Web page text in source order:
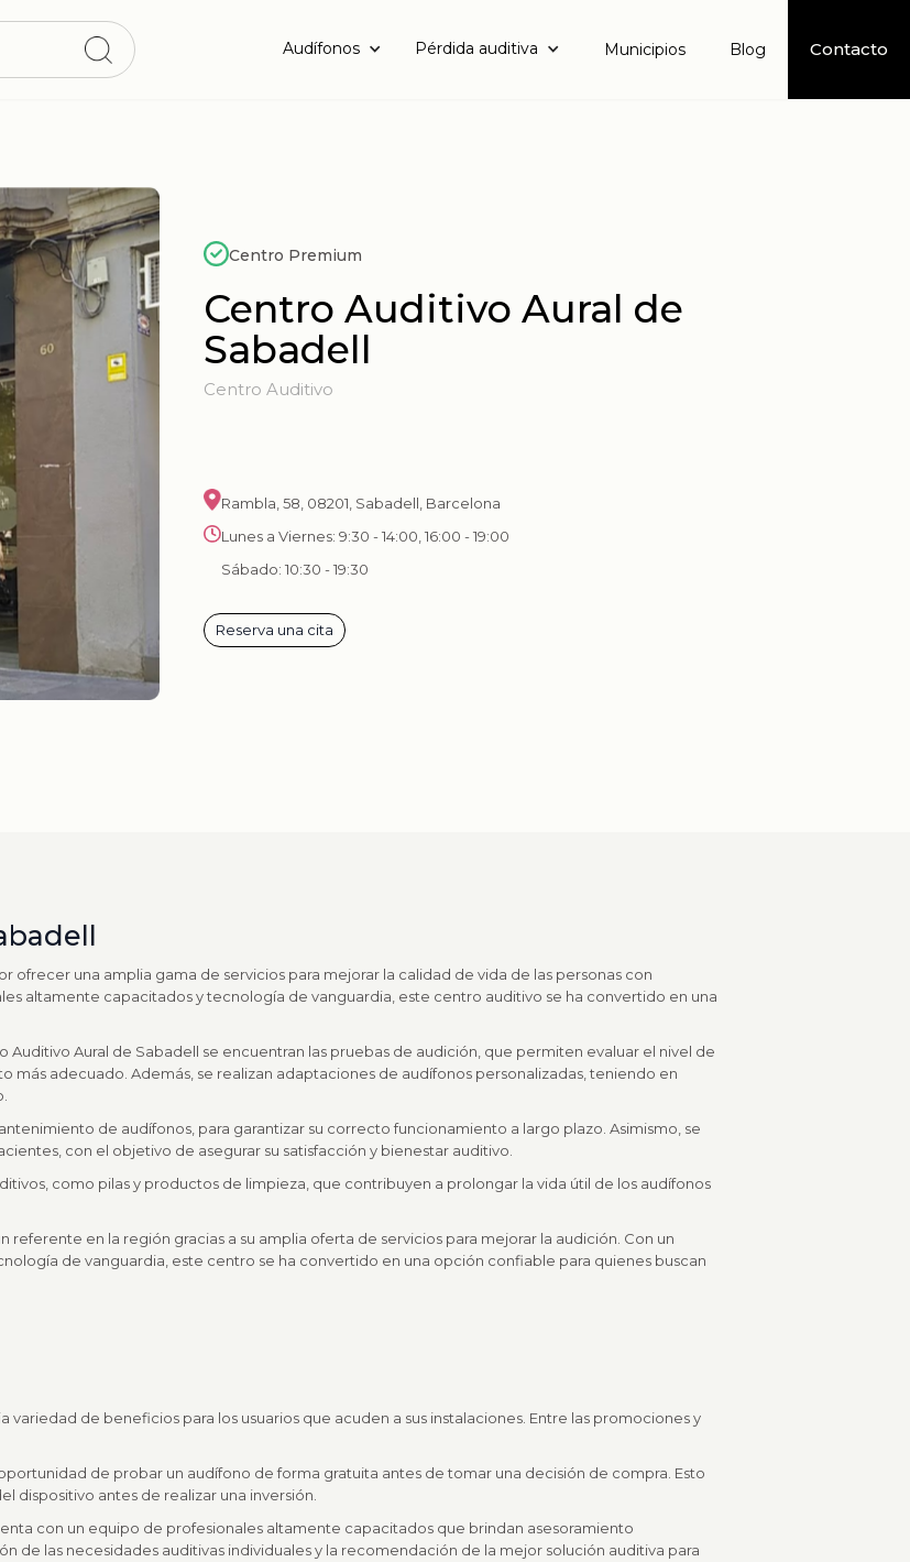
Audífonos Pérdida auditiva Municipios Blog Contacto
Centro Premium
Centro Auditivo Aural de
Sabadell
Centro Auditivo
Rambla, 58, 08201, Sabadell, Barcelona
Lunes a Viernes: 9:30 - 14:00, 16:00 - 19:00
Sábado: 10:30 - 19:30
Reserva una cita
ofrecer una amplia gama de servicios para mejorar la calidad de vida de las personas con
altamente capacitados y tecnología de vanguardia, este centro auditivo se ha convertido en una
Auditivo Aural de Sabadell se encuentran las pruebas de audición, que permiten evaluar el nivel de
adecuado. Además, se realizan adaptaciones de audífonos personalizadas, teniendo en
de audífonos, para garantizar su correcto funcionamiento a largo plazo. Asimismo, se
con el objetivo de asegurar su satisfacción y bienestar auditivo.
como pilas y productos de limpieza, que contribuyen a prolongar la vida útil de los audífonos
referente en la región gracias a su amplia oferta de servicios para mejorar la audición. Con un
de vanguardia, este centro se ha convertido en una opción confiable para quienes buscan
variedad de beneficios para los usuarios que acuden a sus instalaciones. Entre las promociones y
de probar un audífono de forma gratuita antes de tomar una decisión de compra. Esto
dispositivo antes de realizar una inversión.
con un equipo de profesionales altamente capacitados que brindan asesoramiento
de las necesidades auditivas individuales y la recomendación de la mejor solución auditiva para